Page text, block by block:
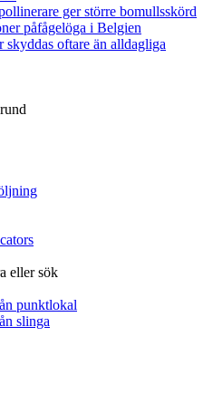
ger större bomullsskörd
påfågelöga i Belgien
skyddas oftare än alldagliga
eller sök
punktlokal
slinga